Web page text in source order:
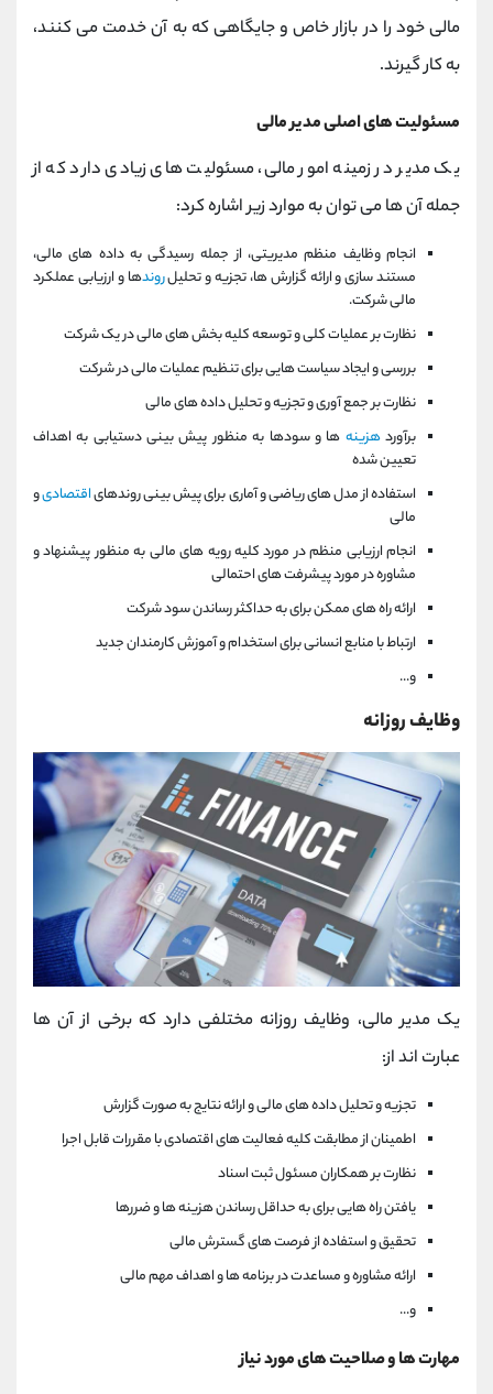
مالی خود را در بازار خاص و جایگاهی که به آن خدمت می کنند،
به کار گیرند.
مسئولیت های اصلی مدیر مالی
یک مدیر در زمینه امور مالی، مسئولیت های زیادی دارد که از
جمله آن ها می توان به موارد زیر اشاره کرد:
انجام وظایف منظم مدیریتی، از جمله رسیدگی به داده های مالی،
مستند سازی و ارائه گزارش ها، تجزیه و تحلیلروندها و ارزیابی عملکرد
مالی شرکت.
نظارت بر عملیات کلی و توسعه کلیه بخش های مالی در یک شرکت
بررسی و ایجاد سیاست هایی برای تنظیم عملیات مالی در شرکت
نظارت بر جمع آوری و تجزیه و تحلیل داده های مالی
برآوردهزینه ها و سودها به منظور پیش بینی دستیابی به اهداف
تعیین شده
استفاده از مدل های ریاضی و آماری برای پیش بینی روندهایاقتصادیو
مالی
انجام ارزیابی منظم در مورد کلیه رویه های مالی به منظور پیشنهاد و
مشاوره در مورد پیشرفت های احتمالی
ارائه راه های ممکن برای به حداکثر رساندن سود شرکت
ارتباط با منابع انسانی برای استخدام و آموزش کارمندان جدید
و...
وظایف روزانه
یک مدیر مالی، وظایف روزانه مختلفی دارد که برخی از آن ها
عبارت اند از:
تجزیه و تحلیل داده های مالی و ارائه نتایج به صورت گزارش
اطمینان از مطابقت کلیه فعالیت های اقتصادی با مقررات قابل اجرا
نظارت بر همكاران مسئول ثبت اسناد
یافتن راه هایی برای به حداقل رساندن هزینه ها و ضررها
تحقیق و استفاده از فرصت های گسترش مالی
ارائه مشاوره و مساعدت در برنامه ها و اهداف مهم مالی
و...
مهارت ها و صلاحیت های مورد نیاز